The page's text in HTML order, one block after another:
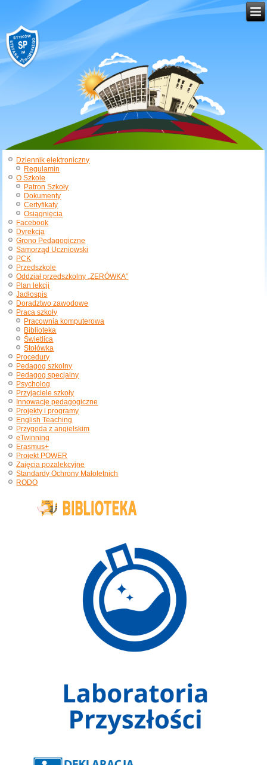
Dziennik elektroniczny
Regulamin
O Szkole
Patron Szkoły
Dokumenty
Certyfikaty
Osiągnięcia
Facebook
Dyrekcja
Grono Pedagogiczne
Samorząd Uczniowski
PCK
Przedszkole
Oddział przedszkolny „ZERÓWKA”
Plan lekcji
Jadłospis
Doradztwo zawodowe
Praca szkoły
Pracownia komputerowa
Biblioteka
Świetlica
Stołówka
Procedury
Pedagog szkolny
Pedagog specjalny
Psycholog
Przyjaciele szkoły
Innowacje pedagogiczne
Projekty i programy
English Teaching
Przygoda z angielskim
eTwinning
Erasmus+
Projekt POWER
Zajęcia pozalekcyjne
Standardy Ochrony Małoletnich
RODO